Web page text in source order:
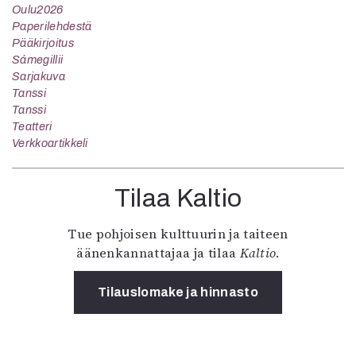
Oulu2026
Paperilehdestä
Pääkirjoitus
Sámegillii
Sarjakuva
Tanssi
Tanssi
Teatteri
Verkkoartikkeli
Tilaa Kaltio
Tue pohjoisen kulttuurin ja taiteen
äänenkannattajaa ja tilaa Kaltio.
Tilauslomake ja hinnasto